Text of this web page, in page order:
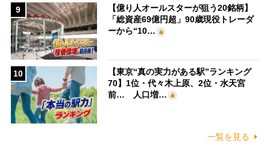
9
【億り人オールスターが狙う20銘柄】
「総資産69億円超」90歳現役トレーダ
ーから“10…
10
【東京“真の実力がある駅”ランキング
70】1位・代々木上原、2位・水天宮
前… 人口増…
一覧を見る